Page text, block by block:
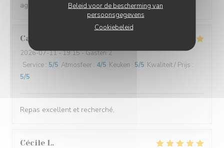
Beleid voor de bescherming van
persoonsgegevens
Cookiebeleid
agréable. A refaire !!
Cathy
2026-07-11- 19:15 - Gasten 2
Service : 5/5 Atmosfeer : 4/5 Keuken : 5/5 Kwaliteit / Prijs :
5/5
Repas excellent et recherché,
Cécile L